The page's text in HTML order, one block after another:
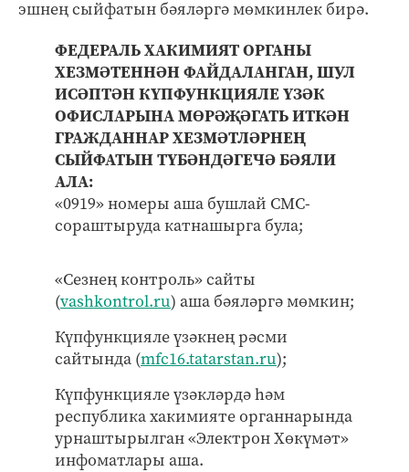
эшнең сыйфатын бәяләргә мөмкинлек бирә.
ФЕДЕРАЛЬ ХАКИМИЯТ ОРГАНЫ
ХЕЗМӘТЕННӘН ФАЙДАЛАНГАН, ШУЛ
ИСӘПТӘН КҮПФУНКЦИЯЛЕ ҮЗӘК
ОФИСЛАРЫНА МӨРӘҖӘГАТЬ ИТКӘН
ГРАЖДАННАР ХЕЗМӘТЛӘРНЕҢ
СЫЙФАТЫН ТҮБӘНДӘГЕЧӘ БӘЯЛИ
АЛА:
«0919» номеры аша бушлай СМС-
сораштыруда катнашырга була;
«Сезнең контроль» сайты
(vashkontrol.ru) аша бәяләргә мөмкин;
Күпфункцияле үзәкнең рәсми
сайтында (mfc16.tatarstan.ru);
Күпфункцияле үзәкләрдә һәм
республика хакимияте органнарында
урнаштырылган «Электрон Хөкүмәт»
инфоматлары аша.